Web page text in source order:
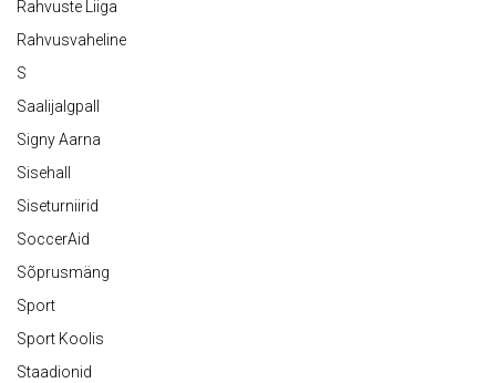
Rahvuste Liiga
Rahvusvaheline
S
Saalijalgpall
Signy Aarna
Sisehall
Siseturniirid
SoccerAid
Sõprusmäng
Sport
Sport Koolis
Staadionid